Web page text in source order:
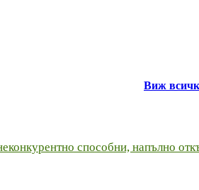
Виж
способни, напълно